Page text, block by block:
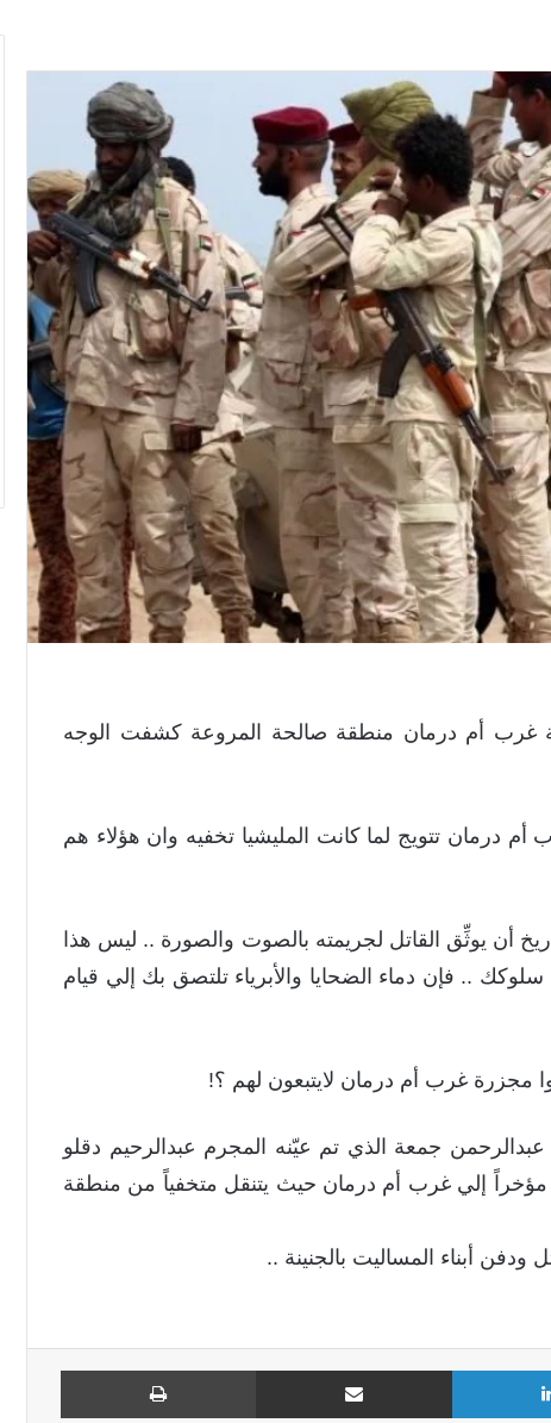
غرب أم درمان منطقة صالحة المروعة كشفت الوجه
درمان تتويج لما كانت المليشيا تخفيه وان هؤلاء هم
أن يوثِّق القاتل لجريمته بالصوت والصورة .. ليس هذا
.. فإن دماء الضحايا والأبرياء تلتصق بك إلي قيام
مجزرة غرب أم درمان لايتبعون لهم ؟!
جمعة الذي تم عيّنه المجرم عبدالرحيم دقلو
إلي غرب أم درمان حيث يتنقل متخفياً من منطقة
أبناء المساليت بالجنينة ..
لينكدإن مشاركة عبر البريد طباعة